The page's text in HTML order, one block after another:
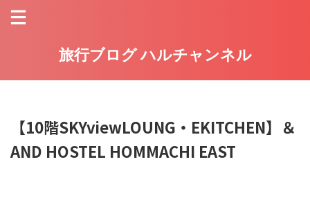
旅行ブログ ハルチャンネル
【10階SKYviewLOUNG・EKITCHEN】＆
AND HOSTEL HOMMACHI EAST